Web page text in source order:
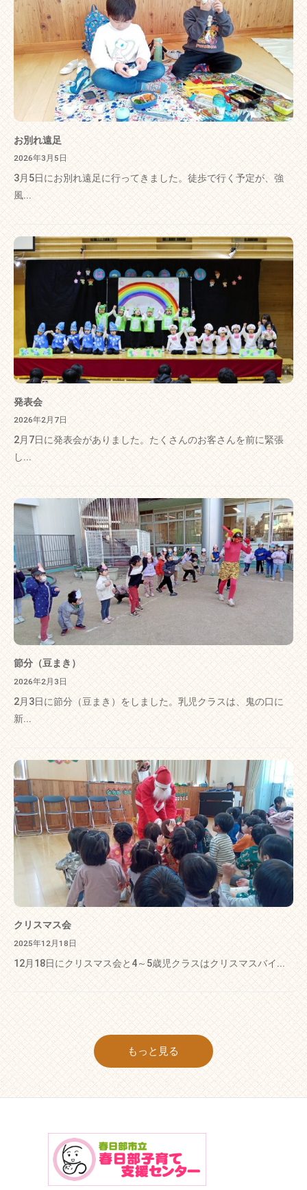
お別れ遠足
2026年3月5日
3月5日にお別れ遠足に行ってきました。徒歩で行く予定が、強
風...
発表会
2026年2月7日
2月7日に発表会がありました。たくさんのお客さんを前に緊張
し...
節分（豆まき）
2026年2月3日
2月3日に節分（豆まき）をしました。乳児クラスは、鬼の口に
新...
クリスマス会
2025年12月18日
12月18日にクリスマス会と4～5歳児クラスはクリスマスバイ...
もっと見る